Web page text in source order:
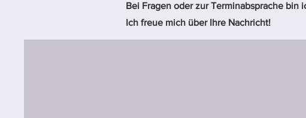
Bei Fragen oder zur Terminabsprache
Ich freue mich über Ihre Nachricht!